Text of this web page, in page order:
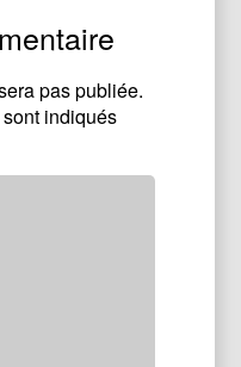
pas publiée.
indiqués